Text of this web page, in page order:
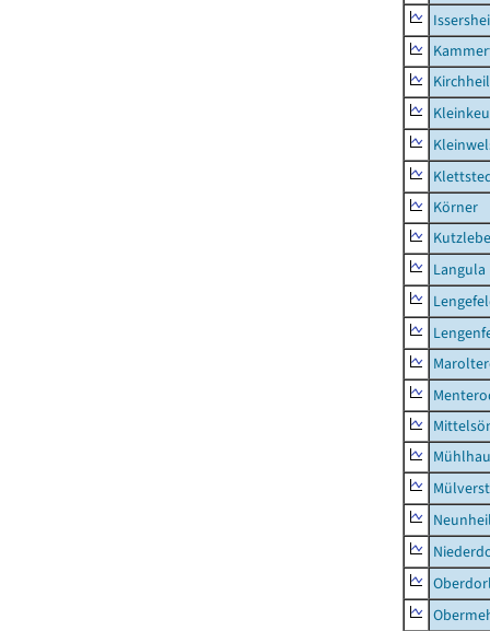
Körner
Langula